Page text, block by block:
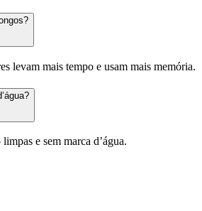
levam mais tempo e usam mais memória.
e sem marca d’água.